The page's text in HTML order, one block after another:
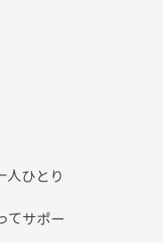
ひとり
てサポー